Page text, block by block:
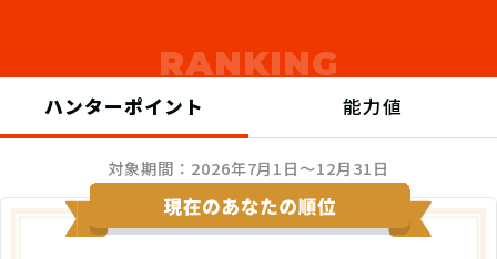
ハンターポイント 能力値
対象期間：2026年7月1日～12月31日